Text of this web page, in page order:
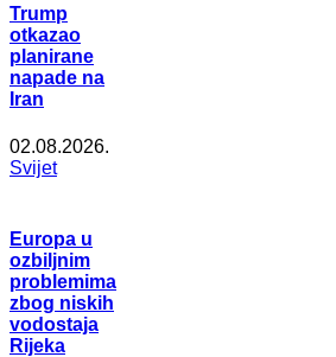
Trump
otkazao
planirane
napade na
Iran
02.08.2026.
Svijet
Europa u
ozbiljnim
problemima
zbog niskih
vodostaja
Rijeka